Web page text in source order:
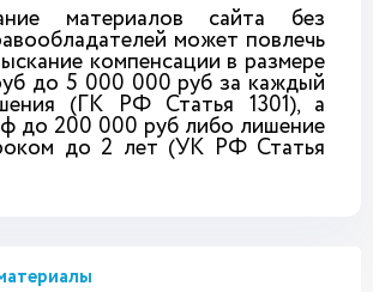
материалов сайта без
может повлечь
компенсации в размере
до 5 000 000 руб за каждый
(ГК РФ Статья 1301), а
до 200 000 руб либо лишение
до 2 лет (УК РФ Статья